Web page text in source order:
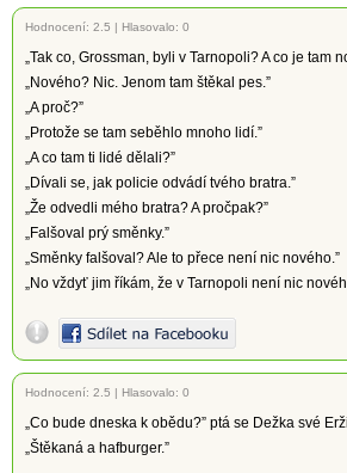
Hodnocení: 2.5 | Hlasovalo: 0
„Tak co, Grossman, byli v Tarnopoli? A co je tam
„Nového? Nic. Jenom tam štěkal pes.”
„A proč?”
„Protože se tam seběhlo mnoho lidí.”
„A co tam ti lidé dělali?”
„Dívali se, jak policie odvádí tvého bratra.”
„Že odvedli mého bratra? A pročpak?”
„Falšoval prý směnky.”
„Směnky falšoval? Ale to přece není nic nového.”
„No vždyť jim říkám, že v Tarnopoli není nic
Hodnocení: 2.5 | Hlasovalo: 0
„Co bude dneska k obědu?” ptá se Dežka své
„Štěkaná a hafburger.”